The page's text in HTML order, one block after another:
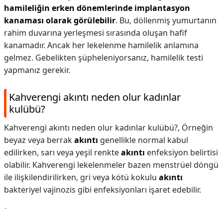
hamileliğin erken dönemlerinde implantasyon
kanaması olarak görülebilir. Bu, döllenmiş yumurtanın
rahim duvarına yerleşmesi sırasında oluşan hafif
kanamadır. Ancak her lekelenme hamilelik anlamına
gelmez. Gebelikten şüpheleniyorsanız, hamilelik testi
yapmanız gerekir.
Kahverengi akıntı neden olur kadınlar
kulübü?
Kahverengi akıntı neden olur kadınlar kulübü?, Örneğin
beyaz veya berrakakıntı genellikle normal kabul
edilirken, sarı veya yeşil renkteakıntı enfeksiyon belirtisi
olabilir. Kahverengi lekelenmeler bazen menstrüel döngü
ile ilişkilendirilirken, gri veya kötü kokulu akıntı
bakteriyel vajinozis gibi enfeksiyonları işaret edebilir.